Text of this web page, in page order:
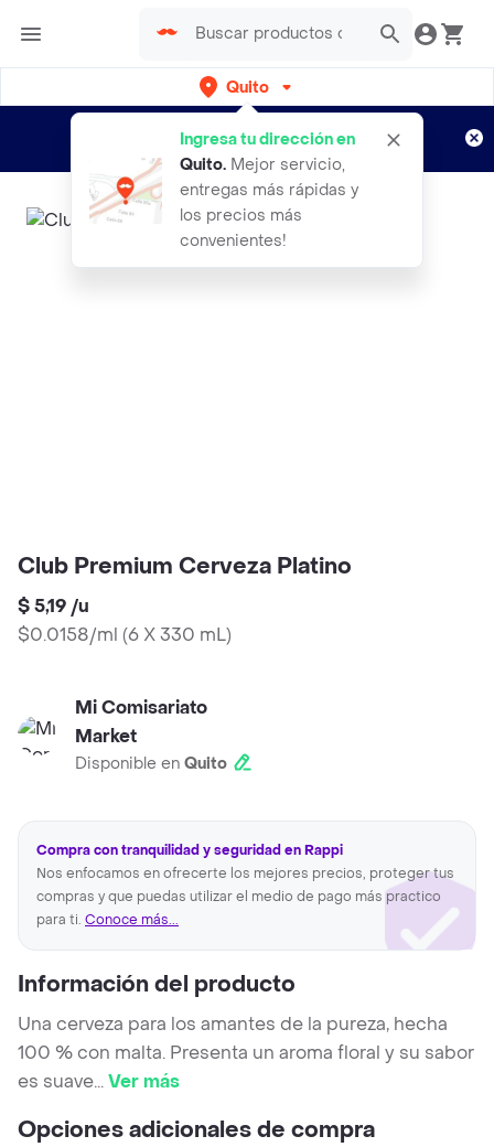
Quito
Ingresa tu dirección en
Quito. Mejor servicio,
entregas más rápidas y
los precios más
convenientes!
envíos gratis por semanas
Aplican TyC
Club Premium Cerveza Platino
$ 5,19 /u
$0.0158/ml (6 X 330 mL)
Mi Comisariato
Market
Disponible en Quito
Compra con tranquilidad y seguridad en Rappi
Nos enfocamos en ofrecerte los mejores precios, proteger tus
compras y que puedas utilizar el medio de pago más practico
para ti. Conoce más...
Información del producto
Una cerveza para los amantes de la pureza, hecha
100 % con malta. Presenta un aroma floral y su sabor
es suave...Ver más
Opciones adicionales de compra